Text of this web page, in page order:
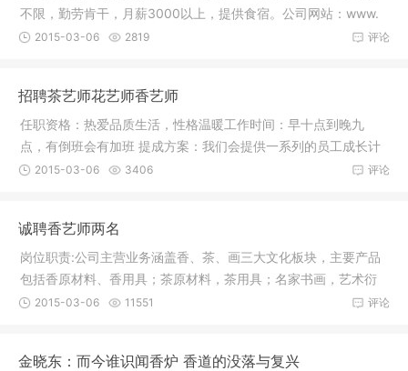
不限，勤劳肯干，月薪3000以上，提供食宿。公司网站：www.
miaojixiang
评论
2015-03-06 2819
招聘茶艺师花艺师香艺师
任职资格：热爱品质生活，性格温暖工作时间：早十点到晚九
点，有倒班会有加班 提成方案：我们会提供一系列的员工成长计
划，让你在
评论
2015-03-06 3406
诚聘香艺师两名
岗位职责:公司主营业务涵盖香、茶、画三大文化板块，主要产品
包括香原材料、香用具；茶原材料，茶用具；名家书画，艺术衍
生品等，
评论
2015-03-06 11551
金晓东：而今谁识闻香炉 香道的没落与复兴